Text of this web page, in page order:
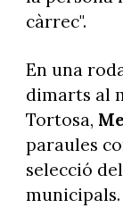
càrrec".
En una
dimarts al
Tortosa,
paraules
selecció
municipals.